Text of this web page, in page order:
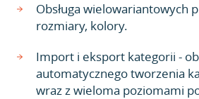
Obsługa wielowariantowych
rozmiary, kolory.
Import i eksport kategorii -
automatycznego tworzenia
wraz z wieloma poziomami